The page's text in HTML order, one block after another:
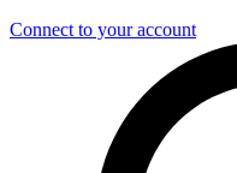
Connect to your account